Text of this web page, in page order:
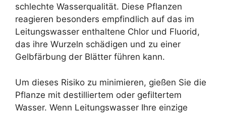
schlechte Wasserqualität. Diese Pflanzen
reagieren besonders empfindlich auf das im
Leitungswasser enthaltene Chlor und Fluorid,
das ihre Wurzeln schädigen und zu einer
Gelbfärbung der Blätter führen kann.
Um dieses Risiko zu minimieren, gießen Sie die
Pflanze mit destilliertem oder gefiltertem
Wasser. Wenn Leitungswasser Ihre einzige